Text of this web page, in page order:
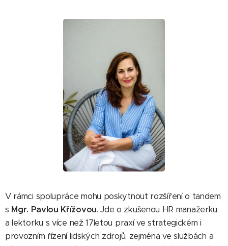
V rámci spolupráce mohu poskytnout rozšíření o tandem
s Mgr. Pavlou Křížovou. Jde o zkušenou HR manažerku
a lektorku s více než 17letou praxí ve strategickém i
provozním řízení lidských zdrojů, zejména ve službách a